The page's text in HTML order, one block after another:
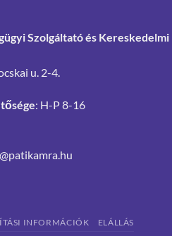
Szolgáltató és Kereskedelmi
u. 2-4.
: H-P 8-16
INFORMÁCIÓK ELÁLLÁS